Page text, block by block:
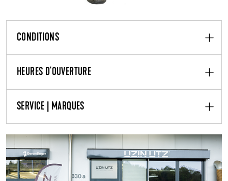
CONDITIONS
HEURES D'OUVERTURE
SERVICE | MARQUES